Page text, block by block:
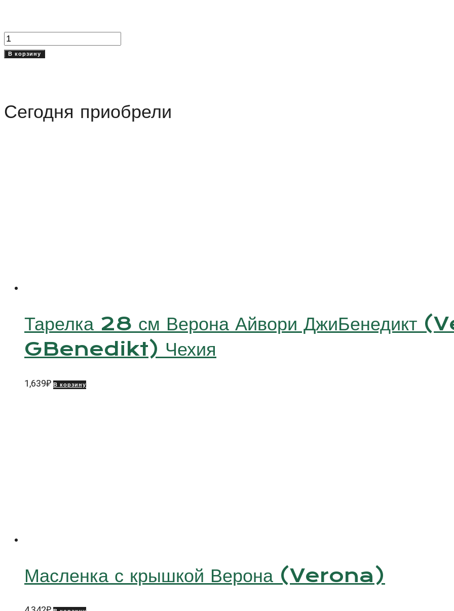
Количество
товара
Джолик
В корзину
Сегодня приобрели
Тарелка 28 см Верона Айвори
GBenedikt) Чехия
1,639₽ В корзину
Масленка с крышкой Верона (Verona)